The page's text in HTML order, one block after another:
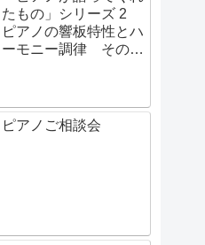
たもの」シリーズ 2
ピアノの響板特性とハ
ーモニー調律 その1
ピアノご相談会